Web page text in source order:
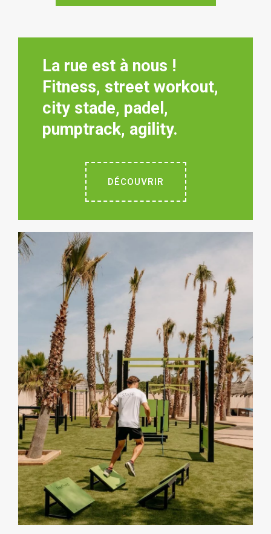
La rue est à nous !
Fitness, street workout,
city stade, padel,
pumptrack, agility.
DÉCOUVRIR